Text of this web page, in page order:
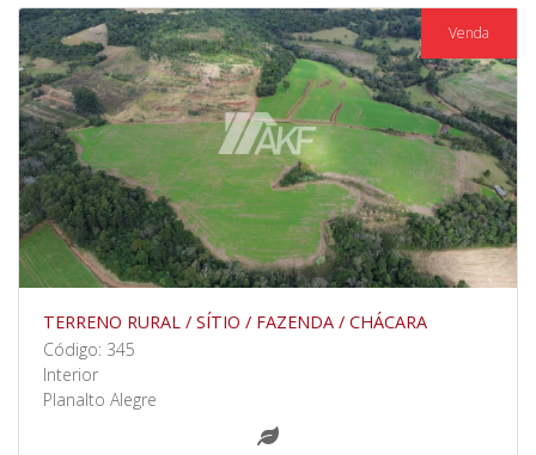
Venda
TERRENO RURAL / SÍTIO / FAZENDA / CHÁCARA
Código: 345
Interior
Planalto Alegre